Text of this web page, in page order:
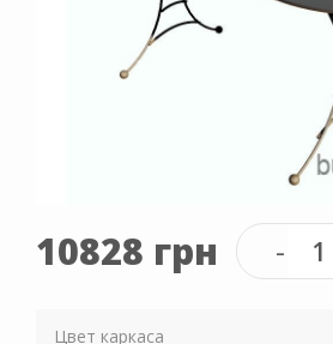
10828 грн
Цвет каркаса